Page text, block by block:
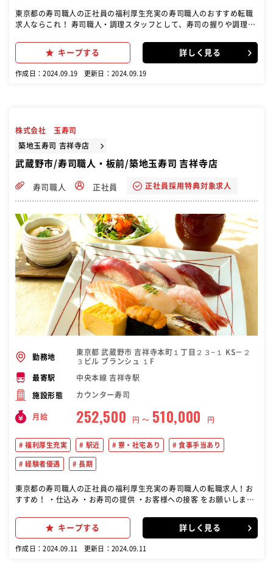
東京都の寿司職人の正社員の福利厚生充実の寿司職人のおすすめ転職
求人ならこれ！ 寿司職人・調理スタッフとして、寿司の握りや調理全
メニューの調理・盛り付け ・お客様への寿司の提供といったホール業
キープする 詳しく見る
作成日：2024.09.19 更新日：2024.09.19
株式会社 玉寿司
築地玉寿司 吉祥寺店
武蔵野市/寿司職人・板前/築地玉寿司 吉祥寺店
寿司職人 正社員 正社員採用特典対象求人
勤務地
東京都 武蔵野市 吉祥寺本町１丁目２３−１ KS－２
３ビル ブランシュ １F
最寄駅 中央本線 吉祥寺駅
施設形態 カウンター寿司
月給 252,500 円 〜 510,000 円
福利厚生充実 駅近 寮・社宅あり 食事手当あり
経験者優遇 長期
東京都の寿司職人の正社員の福利厚生充実の寿司職人の転職求人！お
すすめ！ ・仕込み ・お寿司の提供 ・お客様への接客 をお願いしま
キープする 詳しく見る
作成日：2024.09.11 更新日：2024.09.11